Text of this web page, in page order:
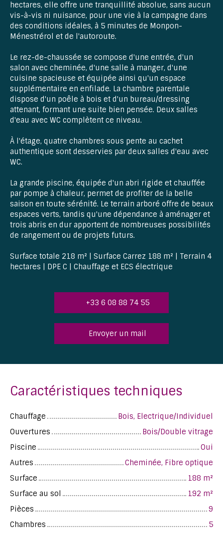
hectares, elle offre une tranquillité absolue, sans aucun
vis-à-vis ni nuisance, pour une vie à la campagne dans
des conditions idéales, à 5 minutes de Monpon-
Ménestrérol et de l'autoroute.
Le rez-de-chaussée se compose d'une entrée, d'un
salon avec cheminée, d'une salle à manger, d'une
cuisine spacieuse et équipée ainsi qu'un espace
supplémentaire en enfilade. La chambre parentale
dispose d'un poêle à bois et d'un bureau/dressing
attenant, formant une suite bien pensée. Deux salles
d'eau avec WC complètent ce niveau.
À l'étage, quatre chambres sous pente au cachet
authentique sont desservies par deux salles d'eau avec
WC.
La grande piscine, équipée d'un abri rigide et chauffée
par pompe à chaleur, permet de profiter de la belle
saison en toute sérénité. Le terrain arboré offre de beaux
espaces verts, tandis qu'une dépendance à aménager et
trois abris en dur apportent de nombreuses possibilités
de rangement ou de projets futurs.
Surface totale 218 m² | Surface Carrez 188 m² | Terrain 4
hectares | DPE C | Chauffage et ECS électrique
+33 6 08 88 74 55
Envoyer un mail
Caractéristiques techniques
Chauffage
Bois, Electrique/Individuel
Ouvertures
Bois/Double vitrage
Piscine
Oui
Autres
Cheminée, Fibre optique
Surface
188 m²
Surface au sol
192 m²
Pièces
9
Chambres
5